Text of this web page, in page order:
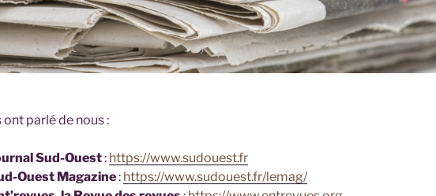
ont parlé de nous :
Sud-Ouest: https://www.sudouest.fr
Ouest Magazine: https://www.sudouest.fr/lemag/